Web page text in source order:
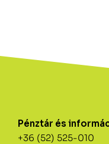
Pénztár és
+36 (52) 525-010